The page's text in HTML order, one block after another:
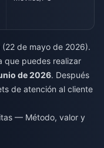
de mayo de 2026).
que puedes realizar
de 2026. Después
de atención al cliente
— Método, valor y